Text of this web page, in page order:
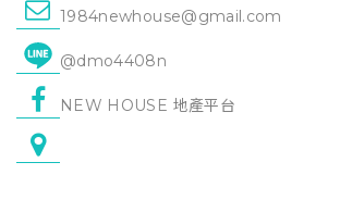
1984newhouse@gmail.com
@dmo4408n
NEW HOUSE 地產平台